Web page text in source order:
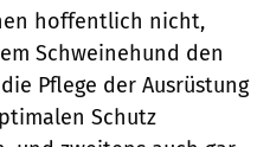
hoffentlich nicht,
Schweinehund den
Pflege der Ausrüstung
Schutz